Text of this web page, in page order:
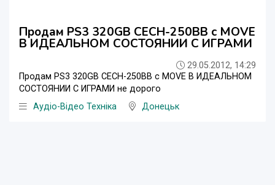
Продам PS3 320GB CECH-250BB c MOVE
В ИДЕАЛЬНОМ СОСТОЯНИИ С ИГРАМИ
29.05.2012, 14:29
Продам PS3 320GB CECH-250BB c MOVE В ИДЕАЛЬНОМ
СОСТОЯНИИ С ИГРАМИ не дорого
Аудіо-Відео Техніка
Донецьк